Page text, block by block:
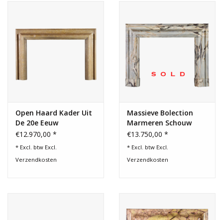
Open Haard Kader Uit
De 20e Eeuw
€12.970,00 *
* Excl. btw Excl.
Verzendkosten
Massieve Bolection
Marmeren Schouw
€13.750,00 *
* Excl. btw Excl.
Verzendkosten